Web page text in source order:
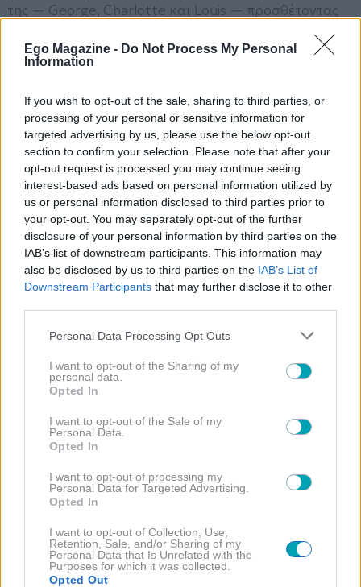
Ego Magazine - Do Not Process My Personal
Information
If you wish to opt-out of the sale, sharing to third parties, or
processing of your personal or sensitive information for
targeted advertising by us, please use the below opt-out
section to confirm your selection. Please note that after your
opt-out request is processed you may continue seeing
interest-based ads based on personal information utilized by
us or personal information disclosed to third parties prior to
your opt-out. You may separately opt-out of the further
disclosure of your personal information by third parties on the
IAB’s list of downstream participants. This information may
also be disclosed by us to third parties on the IAB’s List of
Downstream Participants that may further disclose it to other
Please note that this website/app uses one or more Google
not limited to your visit or usage behaviour. You may click to
grant or deny consent to Google and its third-party tags to
use your data for below specified purposes in below Google
consent section.
Personal Data Processing Opt Outs
I want to opt-out of the Sharing of my
personal data.
Opted In
I want to opt-out of the Sale of my
Personal Data.
Opted In
I want to opt-out of processing my
Personal Data for Targeted Advertising.
Opted In
I want to opt-out of Collection, Use,
Retention, Sale, and/or Sharing of my
Personal Data that Is Unrelated with the
Purposes for which it was collected.
Opted Out
της — George, Charlotte και Louis — προσθέτοντας
μια τρυφερή και βαθιά προσωπική πινελιά στην
εμφάνισή της. Ένα μικρό αλλά ουσιαστικό detail που
κομψότητα κρύβεται συχνά στις πιο συναισθηματικές
λεπτομέρειες.
ΚΕΙΤ ΜΙΝΤΛΕΤΟΝ